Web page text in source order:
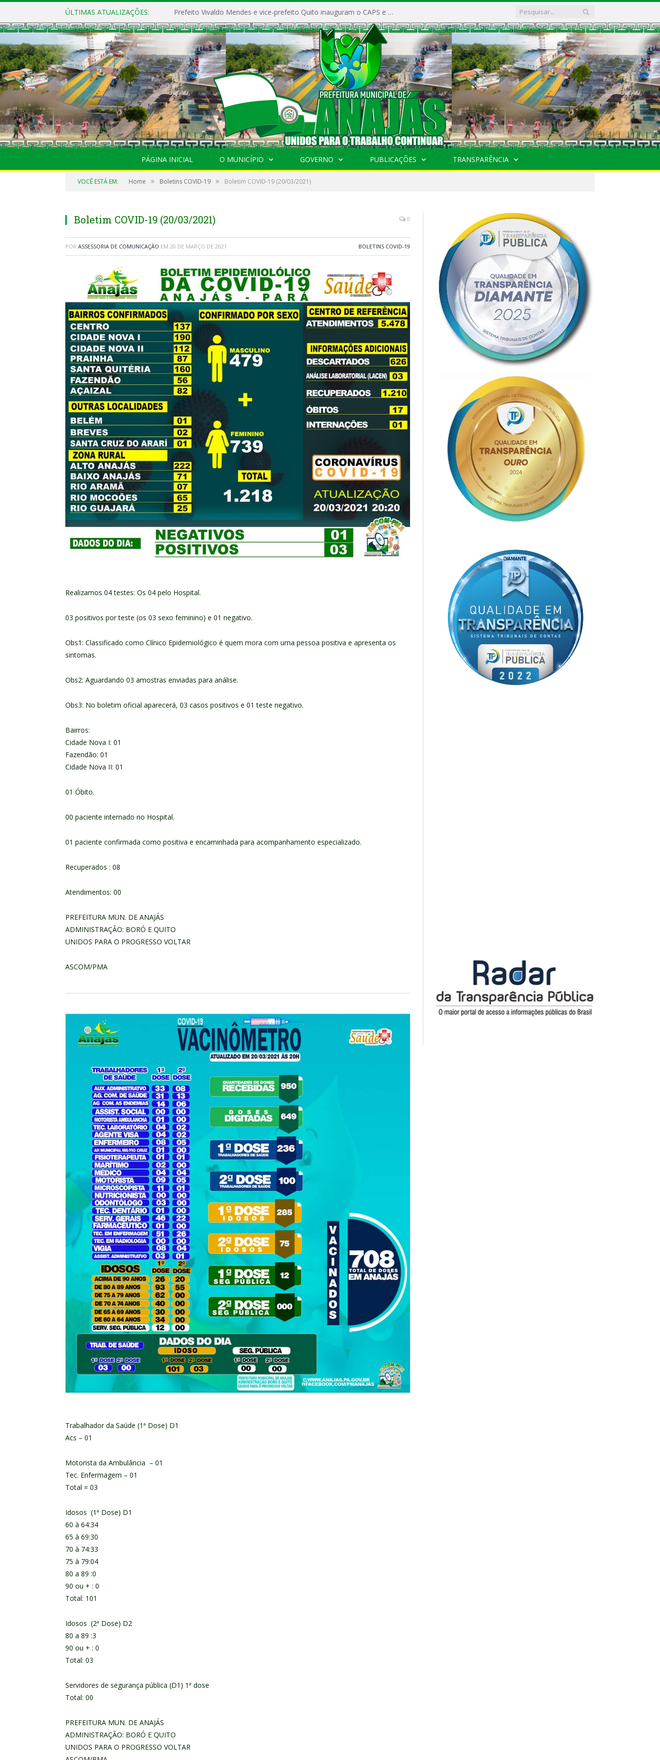
ÚLTIMAS ATUALIZAÇÕES: Prefeito Vivaldo Mendes e vice-prefeito Quito inauguram o CAPS e fortalecem a saúde pública em Anajás.
PÁGINA INICIAL O MUNICÍPIO GOVERNO PUBLICAÇÕES TRANSPARÊNCIA
VOCÊ ESTÁ EM: Home » Boletins COVID-19 » Boletim COVID-19 (20/03/2021)
Boletim COVID-19 (20/03/2021) 0
POR ASSESSORIA DE COMUNICAÇÃO EM 20 DE MARÇO DE 2021 BOLETINS COVID-19
Realizamos 04 testes: Os 04 pelo Hospital.
03 positivos por teste (os 03 sexo feminino) e 01 negativo.
Obs1: Classificado como Clínico Epidemiológico é quem mora com uma pessoa positiva e apresenta os
sintomas.
Obs2: Aguardando 03 amostras enviadas para análise.
Obs3: No boletim oficial aparecerá, 03 casos positivos e 01 teste negativo.
Bairros:
Cidade Nova I: 01
Fazendão: 01
Cidade Nova II: 01
01 Óbito.
00 paciente internado no Hospital.
01 paciente confirmada como positiva e encaminhada para acompanhamento especializado.
Recuperados : 08
Atendimentos: 00
PREFEITURA MUN. DE ANAJÁS
ADMINISTRAÇÃO: BORÓ E QUITO
UNIDOS PARA O PROGRESSO VOLTAR
ASCOM/PMA
Trabalhador da Saúde (1ª Dose) D1
Acs – 01
Motorista da Ambulância – 01
Tec. Enfermagem – 01
Total = 03
Idosos (1ª Dose) D1
60 à 64:34
65 à 69:30
70 à 74:33
75 à 79:04
80 a 89 :0
90 ou + : 0
Total: 101
Idosos (2ª Dose) D2
80 a 89 :3
90 ou + : 0
Total: 03
Servidores de segurança pública (D1) 1ª dose
Total: 00
PREFEITURA MUN. DE ANAJÁS
ADMINISTRAÇÃO: BORÓ E QUITO
UNIDOS PARA O PROGRESSO VOLTAR